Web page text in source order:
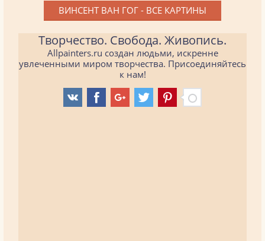
ВИНСЕНТ ВАН ГОГ - ВСЕ КАРТИНЫ
Творчество. Свобода. Живопись.
Allpainters.ru создан людьми, искренне
увлеченными миром творчества. Присоединяйтесь
к нам!